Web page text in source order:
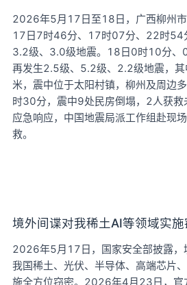
2026年5月17日至18日，广西柳州市
17日7时46分、17时07分、22时54
3.2级、3.0级地震。18日0时10分、
再发生2.5级、5.2级、2.2级地震，
米，震中位于太阳村镇，柳州及周边
时30分，震中9处民房倒塌，2人获救
应急响应，中国地震局派工作组赴现
救。
境外间谍对我稀土AI等领域实施
2026年5月17日，国家安全部披露，
我国稀土、光伏、半导体、高端芯片
施全方位窃密。2026年4月23日，官